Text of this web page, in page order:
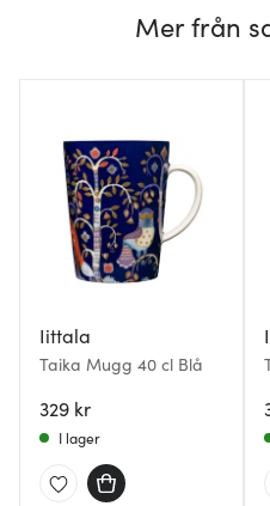
Mer från
Iittala
Taika Mugg 40 cl Blå
329 kr
I lager